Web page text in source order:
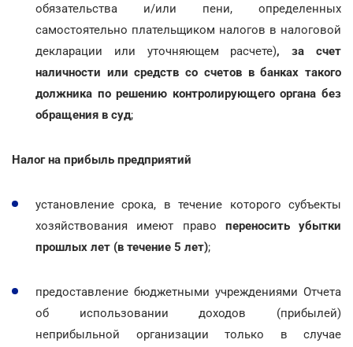
обязательства и/или пени, определенных
самостоятельно плательщиком налогов в налоговой
декларации или уточняющем расчете), за счет
наличности или средств со счетов в банках такого
должника по решению контролирующего органа без
обращения в суд;
Налог на прибыль предприятий
установление срока, в течение которого субъекты
хозяйствования имеют право переносить убытки
прошлых лет (в течение 5 лет);
предоставление бюджетными учреждениями Отчета
об использовании доходов (прибылей)
неприбыльной организации только в случае